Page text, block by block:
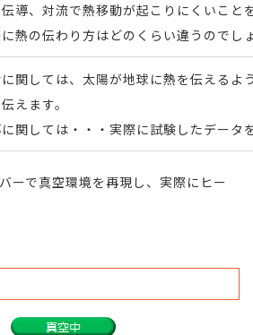
導、対流で熱移動が起こりにくいこと
熱の伝わり方はどのくらい違うのでし
関しては、太陽が地球に熱を伝えるよ
えます。
関しては・・・実際に試験したデータ
ーで真空環境を再現し、実際にヒー